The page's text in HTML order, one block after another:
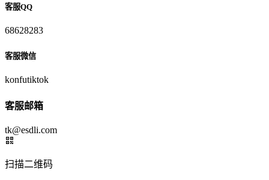
客服QQ
68628283
客服微信
konfutiktok
客服邮箱
tk@esdli.com
扫描二维码